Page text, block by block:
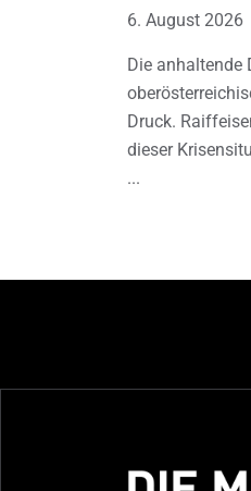
6. August 2026
Die anhaltende
Druck.
dieser